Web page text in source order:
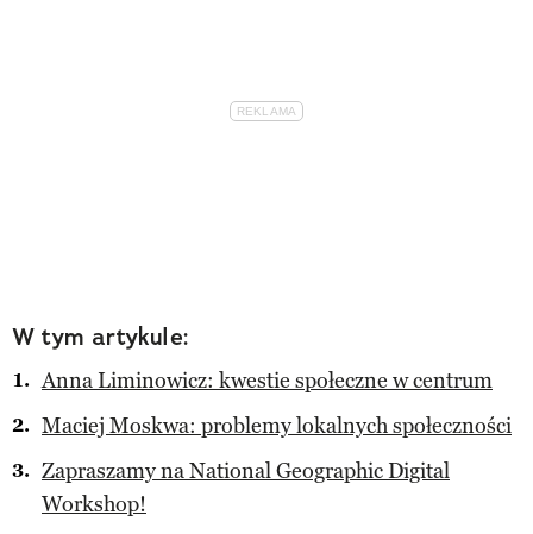
W tym artykule:
Anna Liminowicz: kwestie społeczne w centrum
Maciej Moskwa: problemy lokalnych społeczności
Zapraszamy na National Geographic Digital
Workshop!